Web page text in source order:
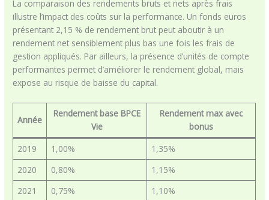
La comparaison des rendements bruts et nets après frais
illustre l’impact des coûts sur la performance. Un fonds euros
présentant 2,15 % de rendement brut peut aboutir à un
rendement net sensiblement plus bas une fois les frais de
gestion appliqués. Par ailleurs, la présence d’unités de compte
performantes permet d’améliorer le rendement global, mais
expose au risque de baisse du capital.
Année
Rendement base BPCE
Vie
Rendement max avec
bonus
2019
1,00%
1,35%
2020
0,80%
1,15%
2021
0,75%
1,10%